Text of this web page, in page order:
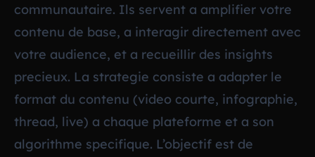
communautaire. Ils servent a amplifier votre
contenu de base, a interagir directement avec
votre audience, et a recueillir des insights
precieux. La strategie consiste a adapter le
format du contenu (video courte, infographie,
thread, live) a chaque plateforme et a son
algorithme specifique. L’objectif est de